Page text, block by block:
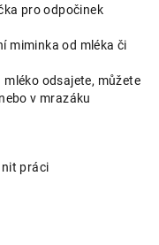
pro odpočinek
miminka od mléka či
odsajete, můžete
v mrazáku
práci